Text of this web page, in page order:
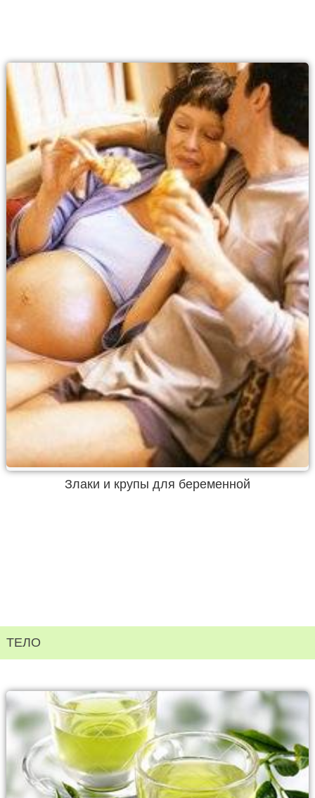
Злаки и крупы для беременной
ТЕЛО